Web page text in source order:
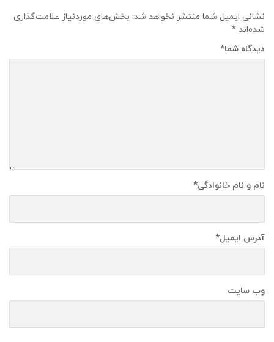
نشانی ایمیل شما منتشر نخواهد شد. بخش‌های موردنیاز علامت‌گذاری
شده‌اند *
دیدگاه شما*
نام و نام خانوادگی*
آدرس ایمیل*
وب سایت